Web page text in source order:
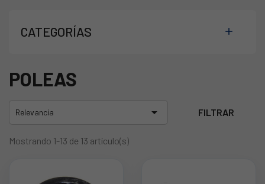
CATEGORÍAS 
POLEAS
Relevancia  FILTRAR
Mostrando 1-13 de 13 artículo(s)